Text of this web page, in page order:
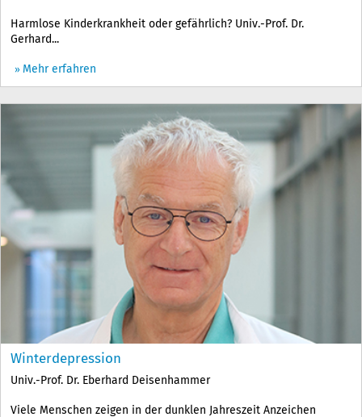
Harmlose Kinderkrankheit oder gefährlich? Univ.-Prof. Dr.
Gerhard...
Mehr erfahren
Winterdepression
Univ.-Prof. Dr. Eberhard Deisenhammer
Viele Menschen zeigen in der dunklen Jahreszeit Anzeichen